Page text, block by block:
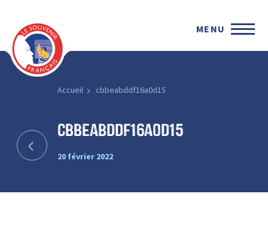
MENU
Accueil cbbeabddf16a0d15
cbbeabddf16a0d15
20 février 2022